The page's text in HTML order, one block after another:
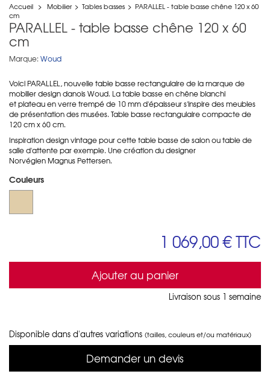
Accueil > Mobilier > Tables basses > PARALLEL - table basse chêne 120 x 60
cm
PARALLEL - table basse chêne 120 x 60
cm
Marque: Woud
Voici PARALLEL, nouvelle table basse rectangulaire de la marque de
mobilier design danois Woud. La table basse en chêne blanchi
et plateau en verre trempé de 10 mm d'épaisseur s'inspire des meubles
de présentation des musées. Table basse rectangulaire compacte de
120 cm x 60 cm.
Inspiration design vintage pour cette table basse de salon ou table de
salle d'attente par exemple. Une création du designer
NorvégienMagnus Pettersen.
Couleurs
1 069,00 €TTC
Ajouter au panier
Livraison sous 1 semaine
Disponible dans d'autres variations (tailles, couleurs et/ou matériaux)
Demander un devis